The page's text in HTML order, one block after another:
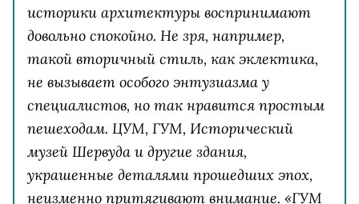
историки архитектуры воспринимают
довольно спокойно. Не зря, например,
такой вторичный стиль, как эклектика,
не вызывает особого энтузиазма у
специалистов, но так нравится простым
пешеходам. ЦУМ, ГУМ, Исторический
музей Шервуда и другие здания,
украшенные деталями прошедших эпох,
неизменно притягивают внимание. «ГУМ